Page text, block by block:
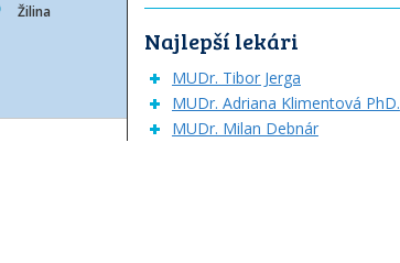
Žilina
Najlepší lekári
MUDr. Tibor Jerga
MUDr. Adriana Klimentová PhD.
MUDr. Milan Debnár